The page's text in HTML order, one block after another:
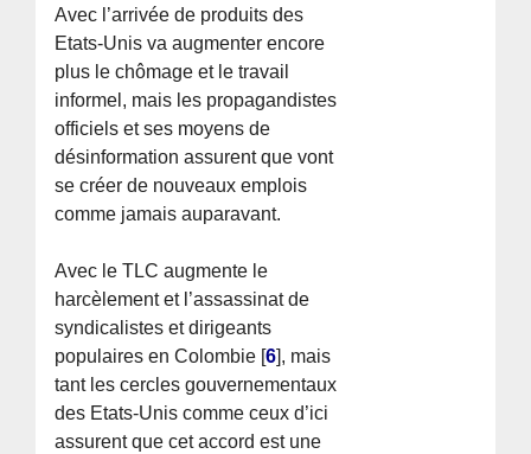
Avec l’arrivée de produits des
Etats-Unis va augmenter encore
plus le chômage et le travail
informel, mais les propagandistes
officiels et ses moyens de
désinformation assurent que vont
se créer de nouveaux emplois
comme jamais auparavant.
Avec le TLC augmente le
harcèlement et l’assassinat de
syndicalistes et dirigeants
populaires en Colombie [6], mais
tant les cercles gouvernementaux
des Etats-Unis comme ceux d’ici
assurent que cet accord est une